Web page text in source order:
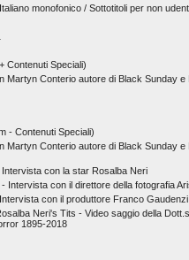
monofonico / Sottotitoli per non
Contenuti Speciali)
Martyn Conterio autore di Black Sunday
- Contenuti Speciali)
Martyn Conterio autore di Black Sunday
con la star Rosalba Neri
Intervista con il direttore della fotografia
con il produttore Franco Gaudenzi
Neri's Tits - Video saggio della
1895-2018